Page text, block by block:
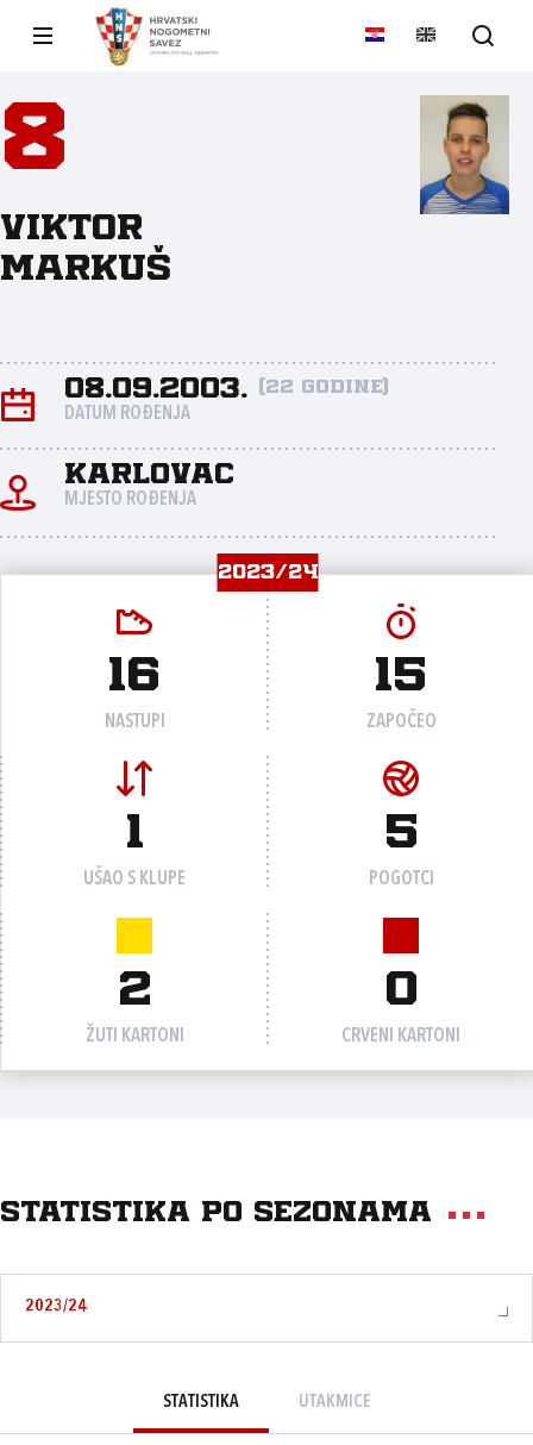
8
Viktor
Markuš
08.09.2003. (22 godine)
DATUM ROĐENJA
Karlovac
MJESTO ROĐENJA
2023/24
16
NASTUPI
15
ZAPOČEO
1
UŠAO S KLUPE
5
POGOTCI
2
ŽUTI KARTONI
0
CRVENI KARTONI
Statistika po sezonama
2023/24
STATISTIKA UTAKMICE